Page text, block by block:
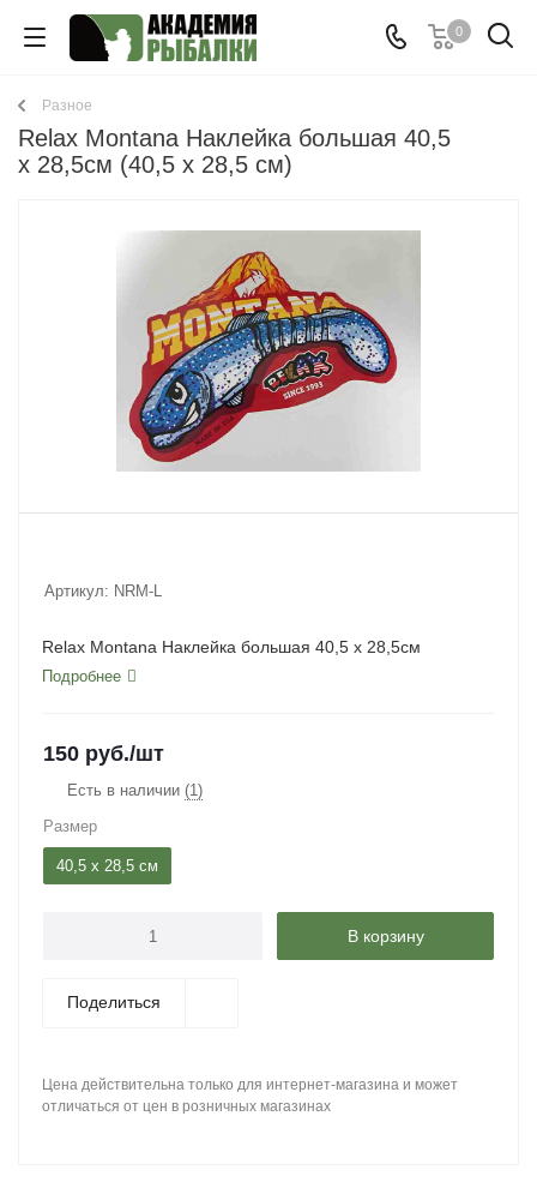
0
Разное
Relax Montana Наклейка большая 40,5
х 28,5см (40,5 x 28,5 cм)
Артикул: NRM-L
Relax Montana Наклейка большая 40,5 х 28,5см
Подробнее
150 руб./шт
Есть в наличии (1)
Размер
40,5 x 28,5 cм
В корзину
Поделиться
Цена действительна только для интернет-магазина и может
отличаться от цен в розничных магазинах